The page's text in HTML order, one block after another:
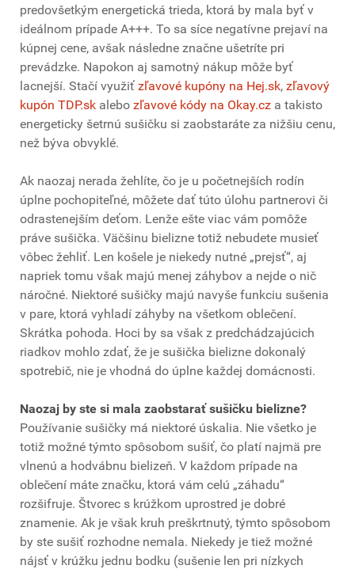
predovšetkým energetická trieda, ktorá by mala byť v
ideálnom prípade A+++. To sa síce negatívne prejaví na
kúpnej cene, avšak následne značne ušetríte pri
prevádzke. Napokon aj samotný nákup môže byť
lacnejší. Stačí využiť zľavové kupóny na Hej.sk, zľavový
kupón TDP.sk alebo zľavové kódy na Okay.cz a takisto
energeticky šetrnú sušičku si zaobstaráte za nižšiu cenu,
než býva obvyklé.
Ak naozaj nerada žehlíte, čo je u početnejších rodín
úplne pochopiteľné, môžete dať túto úlohu partnerovi či
odrastenejším deťom. Lenže ešte viac vám pomôže
práve sušička. Väčšinu bielizne totiž nebudete musieť
vôbec žehliť. Len košele je niekedy nutné „prejsť“, aj
napriek tomu však majú menej záhybov a nejde o nič
náročné. Niektoré sušičky majú navyše funkciu sušenia
v pare, ktorá vyhladí záhyby na všetkom oblečení.
Skrátka pohoda. Hoci by sa však z predchádzajúcich
riadkov mohlo zdať, že je sušička bielizne dokonalý
spotrebič, nie je vhodná do úplne každej domácnosti.
Naozaj by ste si mala zaobstarať sušičku bielizne?
Používanie sušičky má niektoré úskalia. Nie všetko je
totiž možné týmto spôsobom sušiť, čo platí najmä pre
vlnenú a hodvábnu bielizeň. V každom prípade na
oblečení máte značku, ktorá vám celú „záhadu“
rozšifruje. Štvorec s krúžkom uprostred je dobré
znamenie. Ak je však kruh preškrtnutý, týmto spôsobom
by ste sušiť rozhodne nemala. Niekedy je tiež možné
nájsť v krúžku jednu bodku (sušenie len pri nízkych